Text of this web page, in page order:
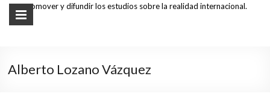
promover y difundir los estudios sobre la realidad internacional.
Alberto Lozano Vázquez